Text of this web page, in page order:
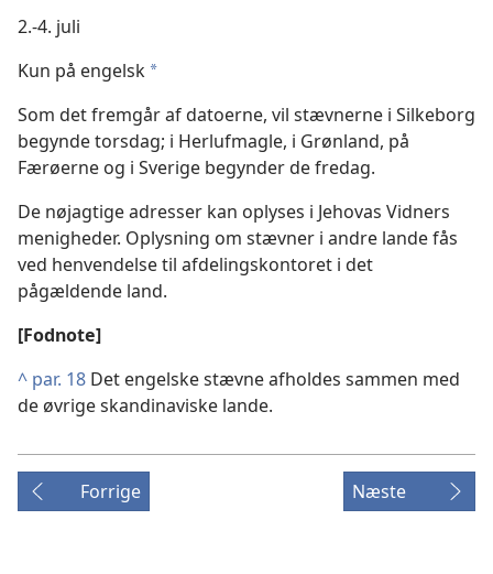
2.-4. juli
Kun på engelsk *
Som det fremgår af datoerne, vil stævnerne i Silkeborg
begynde torsdag; i Herlufmagle, i Grønland, på
Færøerne og i Sverige begynder de fredag.
De nøjagtige adresser kan oplyses i Jehovas Vidners
menigheder. Oplysning om stævner i andre lande fås
ved henvendelse til afdelingskontoret i det
pågældende land.
[Fodnote]
^ par. 18 Det engelske stævne afholdes sammen med
de øvrige skandinaviske lande.
Forrige Næste